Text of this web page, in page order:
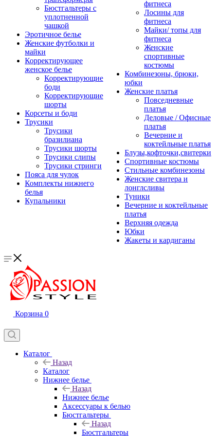
Бюстгальтеры с
уплотненной
чашкой
Эротичное белье
Женские футболки и
майки
Корректирующее
женское белье
Корректирующие
боди
Корректирующие
шорты
Корсеты и боди
Трусики
Трусики
бразилиана
Трусики шорты
Трусики слипы
Трусики стринги
Пояса для чулок
Комплекты нижнего
белья
Купальники
фитнеса
Лосины для
фитнеса
Майки/ топы для
фитнеса
Женские
спортивные
костюмы
Комбинезоны, брюки,
юбки
Женские платья
Повседневные
платья
Деловые / Офисные
платья
Вечерние и
коктейльные платья
Блузы,кофточки,свитерки
Спортивные костюмы
Стильные комбинезоны
Женские свитера и
лонглсливы
Туники
Вечерние и коктейльные
платья
Верхняя одежда
Юбки
Жакеты и кардиганы
Корзина 0
Каталог
Назад
Каталог
Нижнее белье
Назад
Нижнее белье
Аксессуары к белью
Бюстгальтеры
Назад
Бюстгальтеры